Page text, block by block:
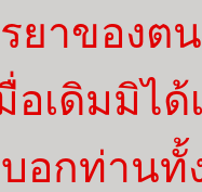
ยาของ
อเดิมมิไ
บอกท่าน